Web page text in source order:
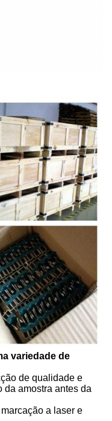
variedade de
de qualidade e
da amostra antes da
a laser e